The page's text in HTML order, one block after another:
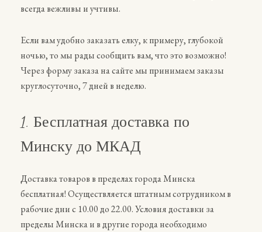
всегда вежливы и учтивы.
Если вам удобно заказать елку, к примеру, глубокой
ночью, то мы рады сообщить вам, что это возможно!
Через форму заказа на сайте мы принимаем заказы
круглосуточно, 7 дней в неделю.
1. Бесплатная доставка по
Минску до МКАД
Доставка товаров в пределах города Минска
бесплатная! Осуществляется штатным сотрудником в
рабочие дни с 10.00 до 22.00. Условия доставки за
пределы Минска и в другие города необходимо